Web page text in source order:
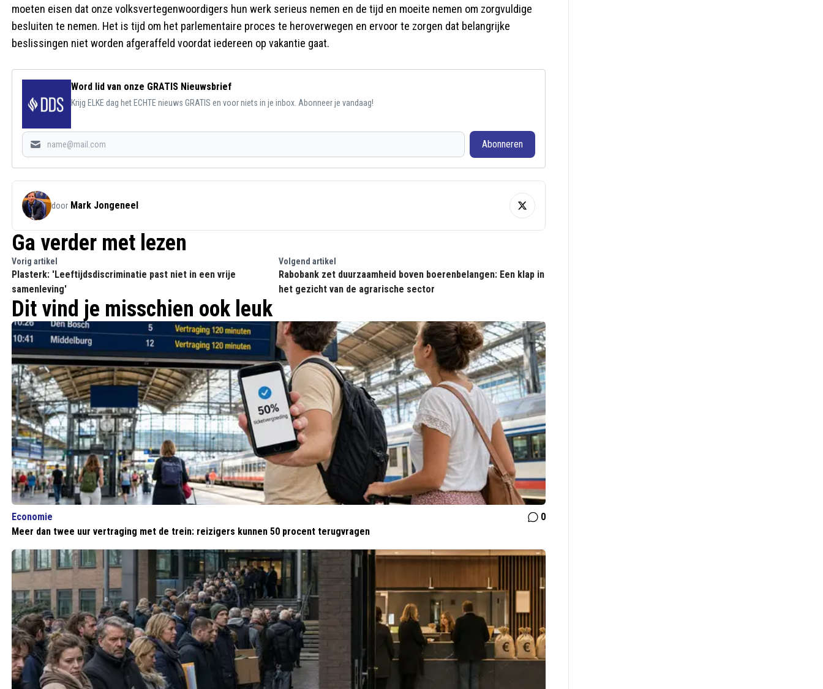
moeten eisen dat onze volksvertegenwoordigers hun werk serieus nemen en de tijd en moeite nemen om zorgvuldige
besluiten te nemen. Het is tijd om het parlementaire proces te heroverwegen en ervoor te zorgen dat belangrijke
beslissingen niet worden afgeraffeld voordat iedereen op vakantie gaat.
Word lid van onze GRATIS Nieuwsbrief
Krijg ELKE dag het ECHTE nieuws GRATIS en voor niets in je inbox. Abonneer je vandaag!
Abonneren
door Mark Jongeneel
Ga verder met lezen
Vorig artikel
Plasterk: 'Leeftijdsdiscriminatie past niet in een vrije
samenleving'
Volgend artikel
Rabobank zet duurzaamheid boven boerenbelangen: Een klap in
het gezicht van de agrarische sector
Dit vind je misschien ook leuk
Economie
0
Meer dan twee uur vertraging met de trein: reizigers kunnen 50 procent terugvragen